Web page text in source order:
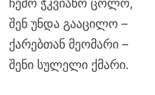
ჩემო ჭკვიანო ცოლო,
შენ უნდა გააცილო –
ქარებთან მეომარი –
შენი სულელი ქმარი.